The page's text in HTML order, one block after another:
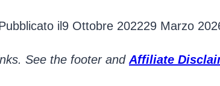
il 9 Ottobre 202229 Marzo
See the footer and Affiliate